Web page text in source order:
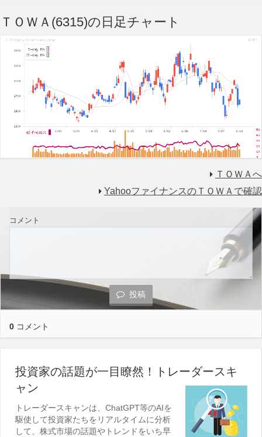
ＴＯＷＡ(6315)の日足チャート
ＴＯＷＡへ
YahooファイナンスのＴＯＷＡで確認
コメント
投稿
0 コメント
投資家の話題が一目瞭然！トレーダースキ
ャン
トレーダースキャンは、ChatGPT等のAIを
駆使して投資家たちをリアルタイムに分析
して、株式市場の話題やトレンドをいち早